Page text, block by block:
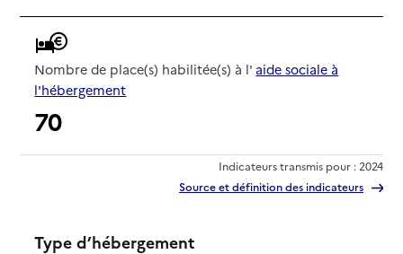
Nombre de place(s) habilitée(s) à l' aide sociale à
l'hébergement
70
Indicateurs transmis pour : 2024
Source et définition des indicateurs
Type d’hébergement